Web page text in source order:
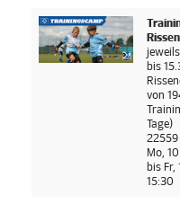
Rissen
bis
von
Tage)
22559
Mo,
bis
15:30